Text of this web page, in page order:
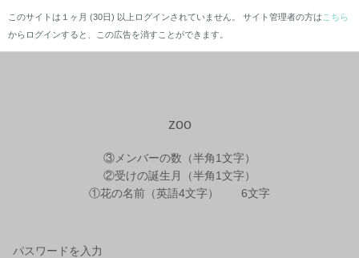
このサイトは１ヶ月 (30日) 以上ログインされていません。 サイト管理者の方は こちら
からログインすると、この広告を消すことができます。
zoo
③メンバーの数（半角1文字）
②受けの誕生月（半角1文字）
①花の名前（英語4文字） 6文字
パスワードを入力